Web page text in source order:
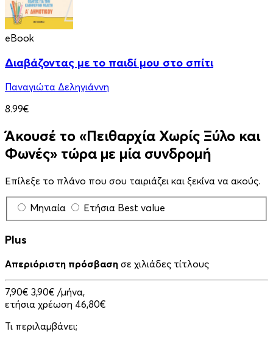
eBook
Διαβάζοντας με το παιδί μου στο σπίτι
Παναγιώτα Δεληγιάννη
8.99€
Άκουσέ το «Πειθαρχία Χωρίς Ξύλο και
Φωνές» τώρα με μία συνδρομή
Επίλεξε το πλάνο που σου ταιριάζει και ξεκίνα να ακούς.
Μηνιαία Ετήσια Best value
Plus
Απεριόριστη πρόσβαση σε χιλιάδες τίτλους
7,90€ 3,90€ /μήνα,
ετήσια χρέωση 46,80€
Τι περιλαμβάνει;